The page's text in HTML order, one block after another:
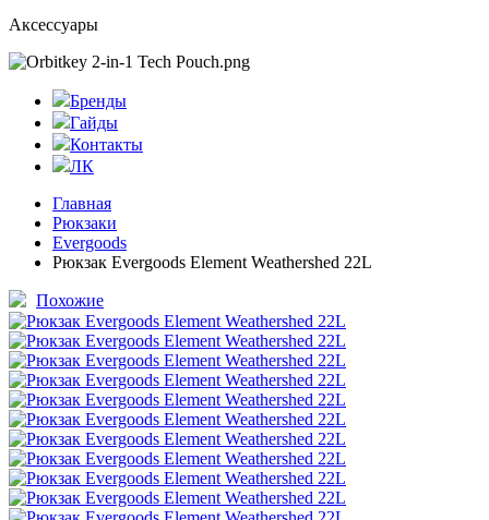
Аксессуары
Бренды
Гайды
Контакты
ЛК
Главная
Рюкзаки
Evergoods
Рюкзак Evergoods Element Weathershed 22L
Похожие